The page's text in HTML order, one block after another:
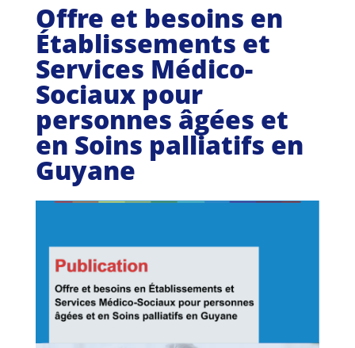
Formations
Projets Fédéraux
Espace emploi
Guides et outils
Actualités
ARSENE
Offre et besoins en
Établissements et
Services Médico-
Sociaux pour
personnes âgées et
en Soins palliatifs en
Guyane